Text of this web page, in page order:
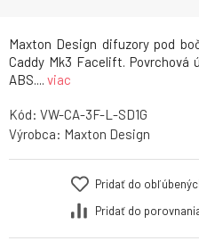
Maxton Design difuzory pod
Caddy Mk3 Facelift. Povrchová
ABS.... viac
Kód: VW-CA-3F-L-SD1G
Výrobca: Maxton Design
Pridať do
Pridať do